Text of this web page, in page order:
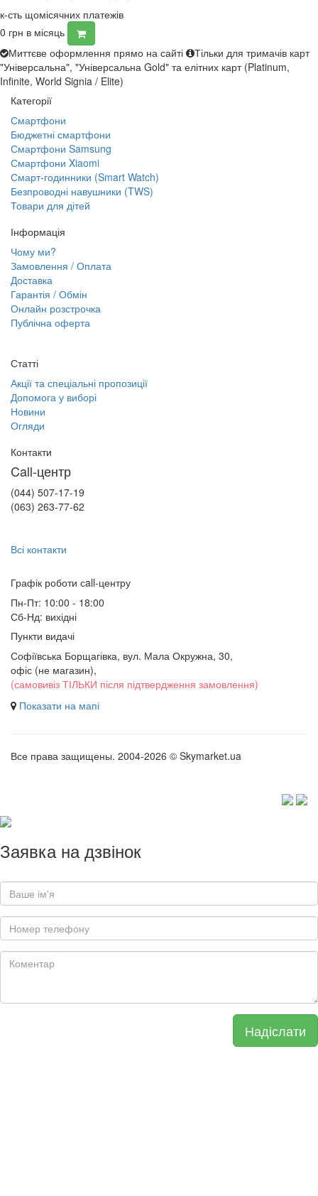
к-сть щомісячних платежів
0 грн в місяць
Миттєве оформлення прямо на сайті
Тільки для тримачів карт
"Універсальна", "Універсальна Gold" та елітних карт (Platinum,
Infinite, World Signia / Elite)
Категорії
Смартфони
Бюджетні смартфони
Смартфони Samsung
Смартфони Xiaomi
Смарт-годинники (Smart Watch)
Безпроводні навушники (TWS)
Товари для дітей
Інформація
Чому ми?
Замовлення / Оплата
Доставка
Гарантія / Обмін
Онлайн розстрочка
Публічна оферта
Статті
Акції та спеціальні пропозиції
Допомога у виборі
Новини
Огляди
Контакти
Call-центр
(044) 507-17-19
(063) 263-77-62
Всі контакти
Графік роботи сall-центру
Пн-Пт: 10:00 - 18:00
Сб-Нд: вихідні
Пункти видачі
Софіївська Борщагівка, вул. Мала Окружна, 30,
офіс (не магазин),
(самовивіз ТІЛЬКИ після підтвердження замовлення)
Показати на мапі
Все права защищены. 2004-2026 © Skymarket.ua
Заявка на дзвінок
Надіслати